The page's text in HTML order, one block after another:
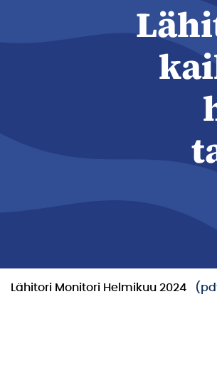
Lähitori Monitori Helmikuu 2024